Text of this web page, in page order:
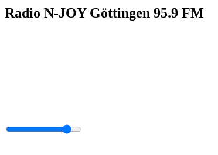
Radio N-JOY Göttingen 95.9 FM